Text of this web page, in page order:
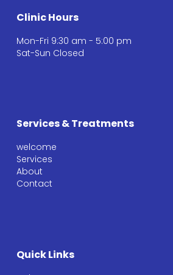
Clinic Hours
Mon-Fri 9:30 am - 5:00 pm
Sat-Sun Closed
Services & Treatments
welcome
Services
About
Contact
Quick Links